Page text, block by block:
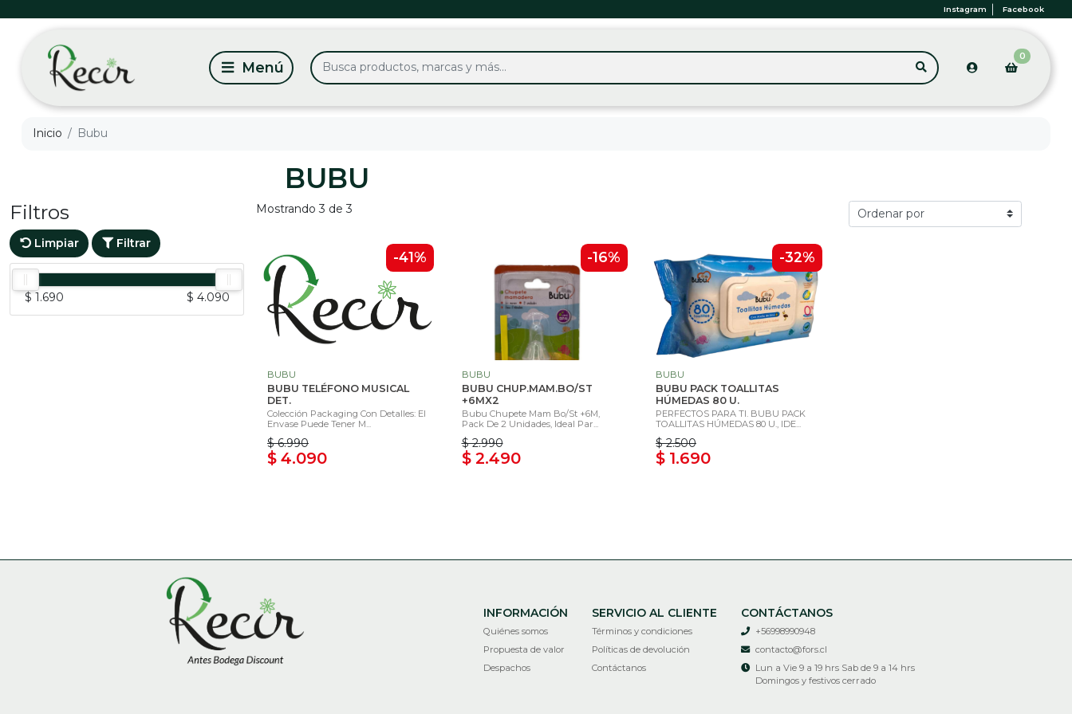
Instagram Facebook
0
Inicio Bubu
BUBU
Filtros
Limpiar Filtrar
$ 1.690 $ 4.090
Mostrando 3 de 3
-41%
BUBU
BUBU TELÉFONO MUSICAL
DET.
Colección Packaging Con Detalles: El
Envase Puede Tener M...
$ 6.990
$ 4.090
-16%
BUBU
BUBU CHUP.MAM.BO/ST
+6MX2
Bubu Chupete Mam Bo/St +6M,
Pack De 2 Unidades, Ideal Par...
$ 2.990
$ 2.490
-32%
BUBU
BUBU PACK TOALLITAS
HÚMEDAS 80 U.
PERFECTOS PARA TI. BUBU PACK
TOALLITAS HÚMEDAS 80 U., IDE...
$ 2.500
$ 1.690
INFORMACIÓN
Quiénes somos
Propuesta de valor
Despachos
SERVICIO AL CLIENTE
Términos y condiciones
Políticas de devolución
Contáctanos
CONTÁCTANOS
+56998990948
contacto@fors.cl
Lun a Vie 9 a 19 hrs Sab de 9 a 14 hrs
Domingos y festivos cerrado